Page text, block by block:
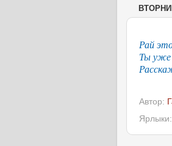
Рай
Ты уже
Автор:
Ярлыки: